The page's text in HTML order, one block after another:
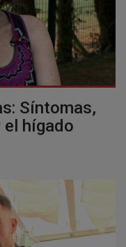
Síntomas,
hígado